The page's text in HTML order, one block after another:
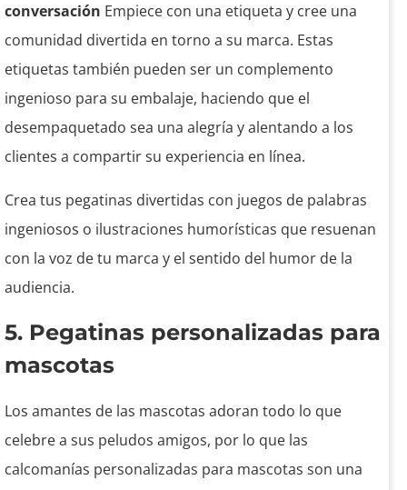
conversación Empiece con una etiqueta y cree una
comunidad divertida en torno a su marca. Estas
etiquetas también pueden ser un complemento
ingenioso para su embalaje, haciendo que el
desempaquetado sea una alegría y alentando a los
clientes a compartir su experiencia en línea.
Crea tus pegatinas divertidas con juegos de palabras
ingeniosos o ilustraciones humorísticas que resuenan
con la voz de tu marca y el sentido del humor de la
audiencia.
5. Pegatinas personalizadas para
mascotas
Los amantes de las mascotas adoran todo lo que
celebre a sus peludos amigos, por lo que las
calcomanías personalizadas para mascotas son una